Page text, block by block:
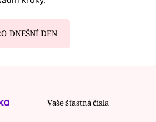
DNEŠNÍ DEN
Vaše šťastná čísla